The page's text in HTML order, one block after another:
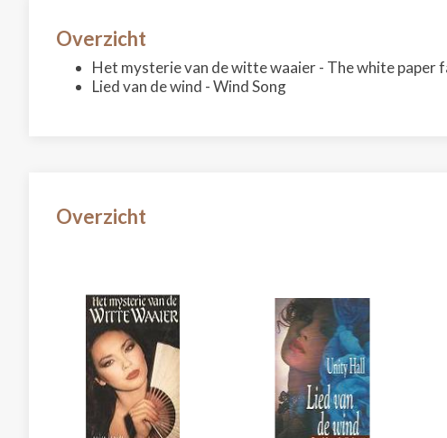
Overzicht
Het mysterie van de witte waaier - The white paper
Lied van de wind - Wind Song
Overzicht